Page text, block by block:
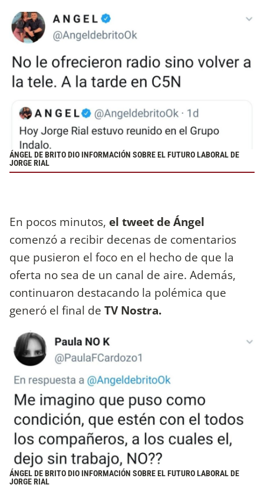
ÁNGEL DE BRITO DIO INFORMACIÓN SOBRE EL FUTURO LABORAL DE
JORGE RIAL
En pocos minutos, el tweet de Ángel
comenzó a recibir decenas de comentarios
que pusieron el foco en el hecho de que la
oferta no sea de un canal de aire. Además,
continuaron destacando la polémica que
generó el final de TV Nostra.
ÁNGEL DE BRITO DIO INFORMACIÓN SOBRE EL FUTURO LABORAL DE
JORGE RIAL